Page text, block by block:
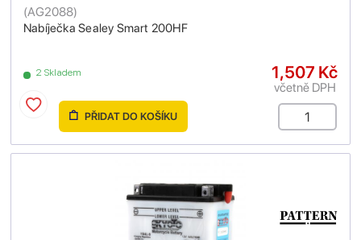
Nabíječka Sealey Smart 200HF
(AG2088)
2 Skladem 1,507 Kč
včetně DPH
PŘIDAT DO KOŠÍKU